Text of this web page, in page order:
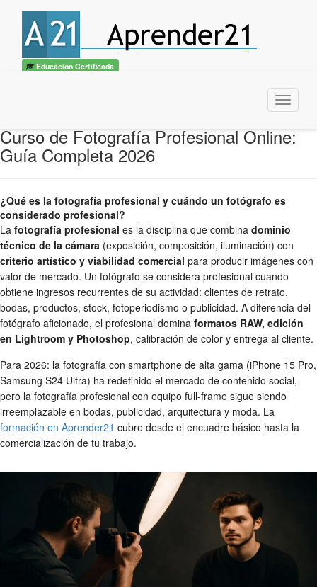
Educación Certificada
Menu
Curso de Fotografía Profesional Online:
Guía Completa 2026
¿Qué es la fotografía profesional y cuándo un fotógrafo es
considerado profesional?
La fotografía profesional es la disciplina que combina dominio
técnico de la cámara (exposición, composición, iluminación) con
criterio artístico y viabilidad comercial para producir imágenes con
valor de mercado. Un fotógrafo se considera profesional cuando
obtiene ingresos recurrentes de su actividad: clientes de retrato,
bodas, productos, stock, fotoperiodismo o publicidad. A diferencia del
fotógrafo aficionado, el profesional domina formatos RAW, edición
en Lightroom y Photoshop, calibración de color y entrega al cliente.
Para 2026: la fotografía con smartphone de alta gama (iPhone 15 Pro,
Samsung S24 Ultra) ha redefinido el mercado de contenido social,
pero la fotografía profesional con equipo full-frame sigue siendo
irreemplazable en bodas, publicidad, arquitectura y moda. La
formación en Aprender21 cubre desde el encuadre básico hasta la
comercialización de tu trabajo.